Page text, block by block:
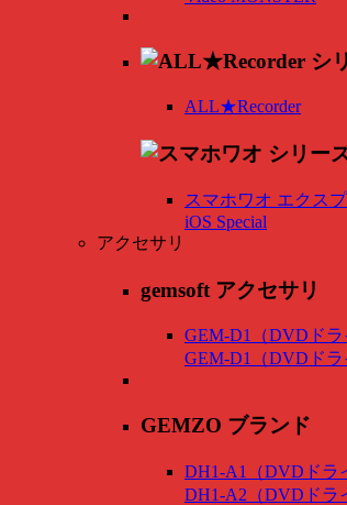
ALL★Recorder
スマホワオ エクス
iOS Special
アクセサリ
gemsoft アクセサリ
GEM-D1（DVDドラ
GEM-D1（DVDドラ
GEMZO ブランド
DH1-A1（DVDドラ
DH1-A2（DVDドラ